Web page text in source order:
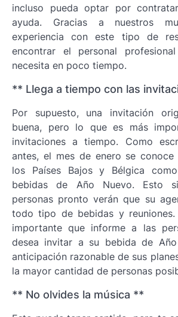
incluso pueda optar por
ayuda. Gracias a nuestros
experiencia con este tipo de
encontrar el personal
necesita en poco tiempo.
** Llega a tiempo con las
Por supuesto, una invitación
buena, pero lo que es más
invitaciones a tiempo. Como
antes, el mes de enero se conoce
los Países Bajos y Bélgica
bebidas de Año Nuevo. Esto
personas pronto verán que su
todo tipo de bebidas y
importante que informe a las
desea invitar a su bebida de
anticipación razonable de sus
la mayor cantidad de personas
** No olvides la música **